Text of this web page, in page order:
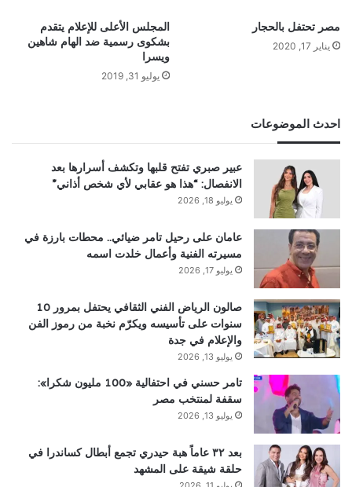
مصر تحتفل بالحجار
يناير 17, 2020
المجلس الأعلى للإعلام يتقدم
بشكوى رسمية ضد الهام شاهين
ويسرا
يوليو 31, 2019
احدث الموضوعات
عبير صبري تفتح قلبها وتكشف أسرارها بعد
الانفصال: “هذا هو عقابي لأي شخص أذاني”
يوليو 18, 2026
عامان على رحيل تامر ضيائي.. محطات بارزة في
مسيرته الفنية وأعمال خلدت اسمه
يوليو 17, 2026
صالون الرياض الفني الثقافي يحتفل بمرور 10
سنوات على تأسيسه ويكرّم نخبة من رموز الفن
والإعلام في جدة
يوليو 13, 2026
تامر حسني في احتفالية «100 مليون شكرا»:
سقفة لمنتخب مصر
يوليو 13, 2026
بعد ٣٢ عاماً هبة حيدري تجمع أبطال كساندرا في
حلقة شيقة على المشهد